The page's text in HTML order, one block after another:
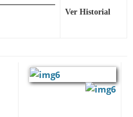
Ver Historial